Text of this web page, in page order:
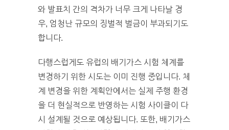
와 발표치 간의 격차가 너무 크게 나타날 경
우, 엄청난 규모의 징벌적 벌금이 부과되기도
합니다.
다행스럽게도 유럽의 배기가스 시험 체계를
변경하기 위한 시도는 이미 진행 중입니다. 체
계 변경을 위한 계획안에서는 실제 주행 환경
을 더 현실적으로 반영하는 시험 사이클이 다
시 설계될 것으로 예상됩니다. 또한, 배기가스